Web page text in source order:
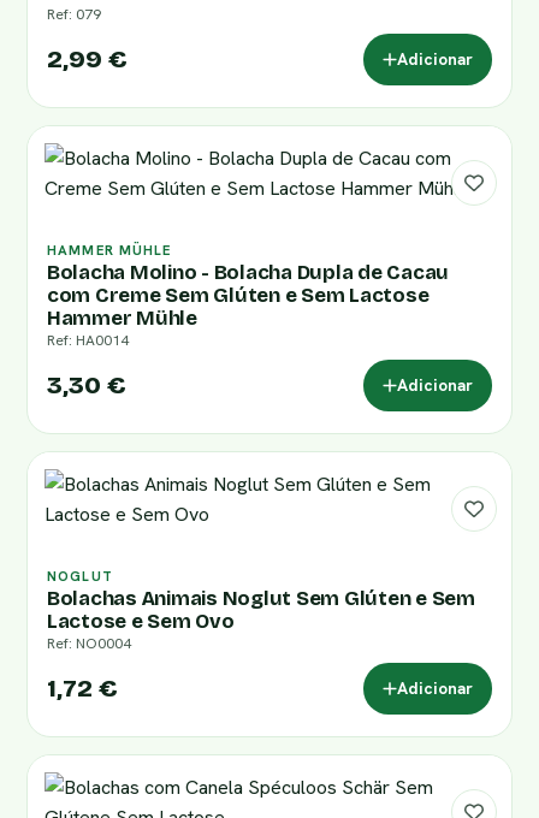
Ref: 079
2,99 € Adicionar
HAMMER MÜHLE
Bolacha Molino - Bolacha Dupla de Cacau
com Creme Sem Glúten e Sem Lactose
Hammer Mühle
Ref: HA0014
3,30 € Adicionar
NOGLUT
Bolachas Animais Noglut Sem Glúten e Sem
Lactose e Sem Ovo
Ref: NO0004
1,72 € Adicionar